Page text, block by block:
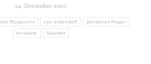
24. Dezember 2020
Rupprecht csu erbendorf Johannes Reger
kontakte Stadtrat